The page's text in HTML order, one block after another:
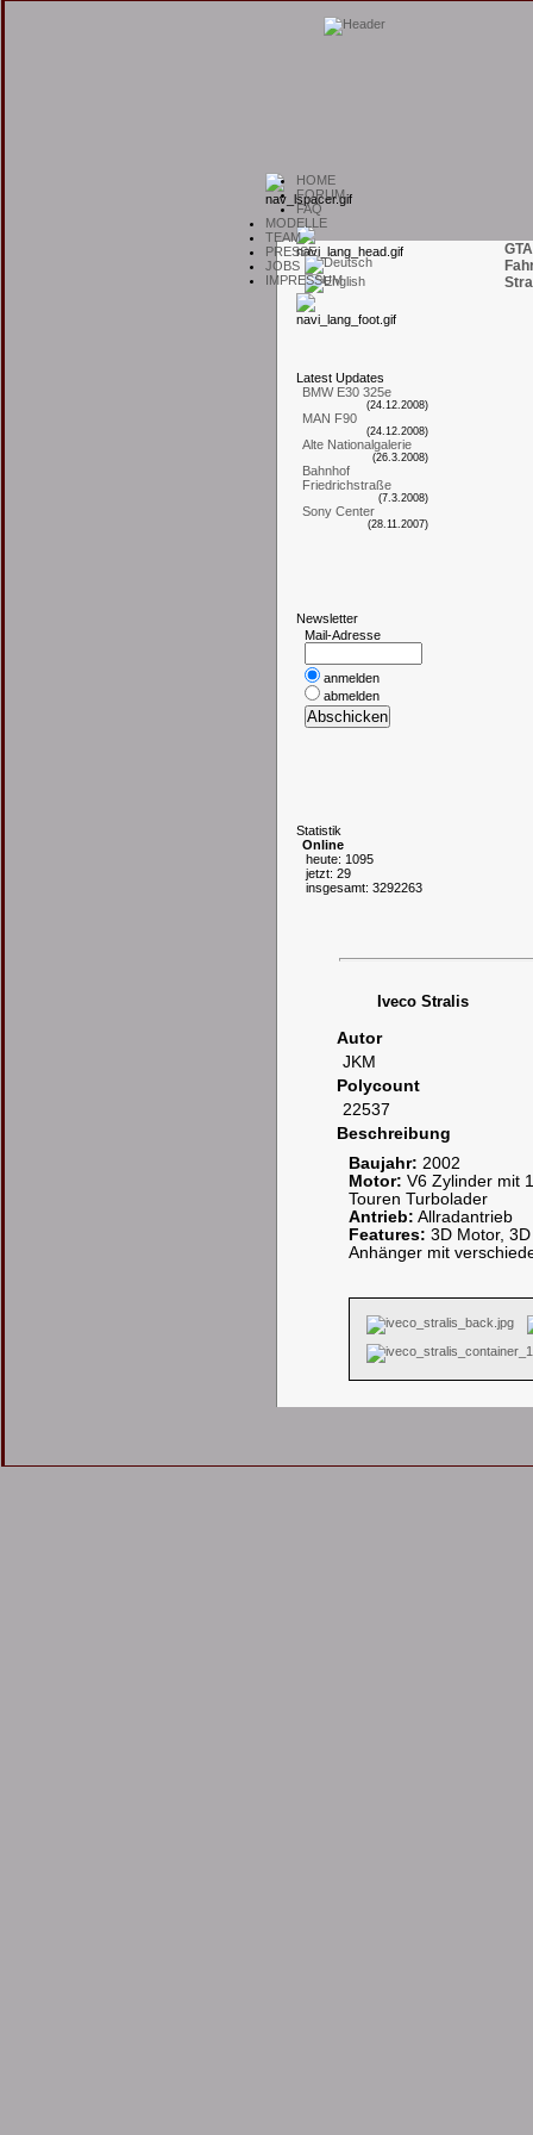
HOME
FORUM
FAQ
MODELLE
TEAM
PRESSE
JOBS
IMPRESSUM
L atest Updates
BMW E30 325e
(24.12.2008)
MAN F90
(24.12.2008)
Alte Nationalgalerie
(26.3.2008)
Bahnhof
Friedrichstraße
(7.3.2008)
Sony Center
(28.11.2007)
Newsletter
Mail-Adresse
anmelden
abmelden
Statistik
Online
heute: 1095
jetzt: 29
insgesamt: 3292263
Iveco Stralis
Autor
JKM
Polycount
22537
Beschreibung
Baujahr: 2002
Motor: V6 Zylinder mit
Touren Turbolader
Antrieb: Allradantrieb
Features: 3D Motor,
Anhänger mit